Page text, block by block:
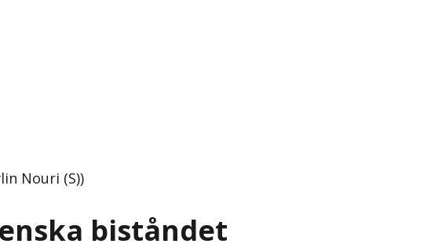
Nouri (S))
biståndet